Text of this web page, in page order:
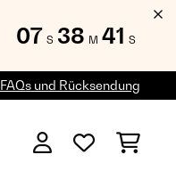
07 S 38 M 40 S
und Rücksendung